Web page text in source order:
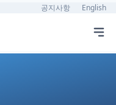
공지사항 English